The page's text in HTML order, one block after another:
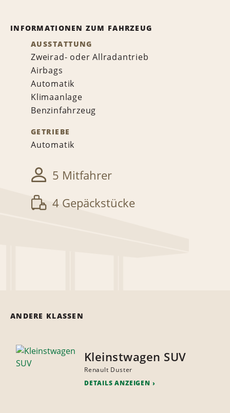
INFORMATIONEN ZUM FAHRZEUG
AUSSTATTUNG
Zweirad- oder Allradantrieb
Airbags
Automatik
Klimaanlage
Benzinfahrzeug
GETRIEBE
Automatik
5 Mitfahrer
4 Gepäckstücke
ANDERE KLASSEN
Kleinstwagen SUV
Renault Duster
DETAILS ANZEIGEN